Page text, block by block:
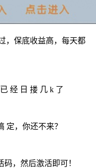
，保底收益高，每天都
经 日 搂 几 k 了
定，你还不来？
，然后激活即可！